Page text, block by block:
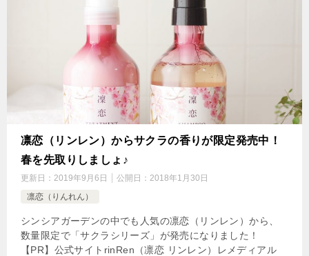
凛恋（リンレン）からサクラの香りが限定発売中！
春を先取りしましょ♪
更新日： 2019年9月6日 公開日： 2018年1月30日
凛恋（りんれん）
シンシアガーデンの中でも人気の凛恋（リンレン）から、
数量限定で「サクラシリーズ」が発売になりました！
【PR】公式サイトrinRen（凛恋 リンレン）レメディアル